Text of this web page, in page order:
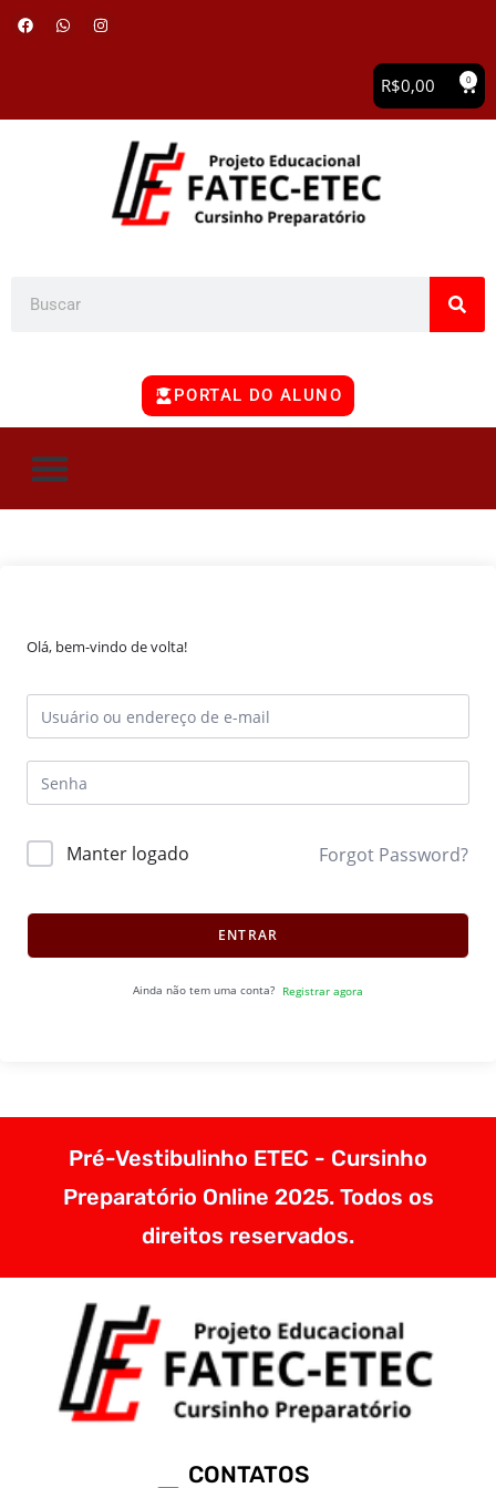
R$0,00 0
PORTAL DO ALUNO
Olá, bem-vindo de volta!
Manter logado Forgot Password?
ENTRAR
Ainda não tem uma conta? Registrar agora
Pré-Vestibulinho ETEC - Cursinho
Preparatório Online 2025. Todos os
direitos reservados.
CONTATOS